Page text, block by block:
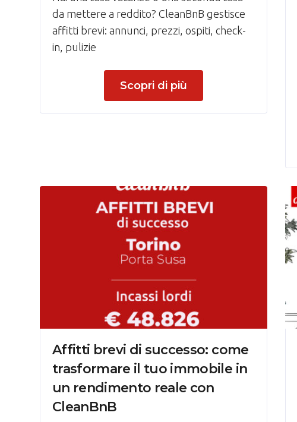
da mettere a reddito? CleanBnB gestisce
affitti brevi: annunci, prezzi, ospiti, check-
in, pulizie
Scopri di più
Affitti brevi di successo: come
trasformare il tuo immobile in
un rendimento reale con
CleanBnB